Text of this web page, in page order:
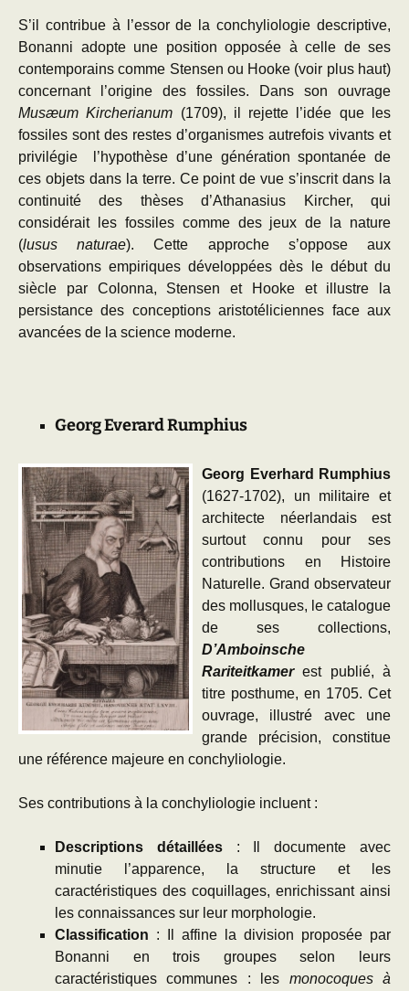
S’il contribue à l’essor de la conchyliologie descriptive,
Bonanni adopte une position opposée à celle de ses
contemporains comme Stensen ou Hooke (voir plus haut)
concernant l’origine des fossiles. Dans son ouvrage
Musæum Kircherianum (1709), il rejette l’idée que les
fossiles sont des restes d’organismes autrefois vivants et
privilégie l’hypothèse d’une génération spontanée de
ces objets dans la terre. Ce point de vue s’inscrit dans la
continuité des thèses d’Athanasius Kircher, qui
considérait les fossiles comme des jeux de la nature
(lusus naturae). Cette approche s’oppose aux
observations empiriques développées dès le début du
siècle par Colonna, Stensen et Hooke et illustre la
persistance des conceptions aristotéliciennes face aux
avancées de la science moderne.
Georg Everard Rumphius
Georg Everhard Rumphius
(1627-1702), un militaire et
architecte néerlandais est
surtout connu pour ses
contributions en Histoire
Naturelle. Grand observateur
des mollusques, le catalogue
de ses collections,
D’Amboinsche
Rariteitkamerest publié, à
titre posthume, en 1705. Cet
ouvrage, illustré avec une
grande précision, constitue
une référence majeure en conchyliologie.
Ses contributions à la conchyliologie incluent :
Descriptions détaillées: Il documente avec
minutie l’apparence, la structure et les
caractéristiques des coquillages, enrichissant ainsi
les connaissances sur leur morphologie.
Classification : Il affine la division proposée par
Bonanni en trois groupes selon leurs
caractéristiques communes : les monocoques à